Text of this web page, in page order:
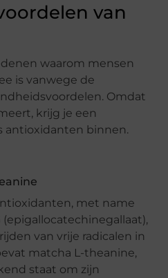
van
waarom mensen
is vanwege de
Omdat
krijg je een
antioxidanten binnen.
met name
(epigallocatechinegallaat),
van vrije radicalen in
matcha L-theanine,
staat om zijn